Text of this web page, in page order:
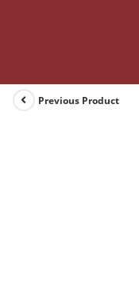
Previous Product